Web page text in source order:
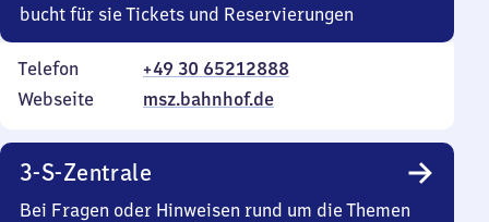
bucht für sie Tickets und Reservierungen
Telefon
+49 30 65212888
Webseite
msz.bahnhof.de
3-S-Zentrale
Bei Fragen oder Hinweisen rund um die Themen